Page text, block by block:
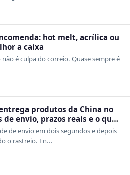
hot melt, acrílica ou
a caixa
é culpa do correio. Quase sempre é
produtos da China no
envio, prazos reais e o que
isso
de envio em dois segundos e depois
o rastreio. En...